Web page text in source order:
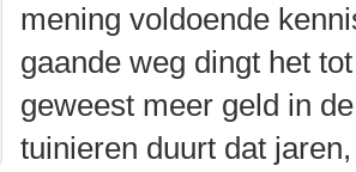
mening voldoende
gaande weg dingt het
geweest meer geld in
tuinieren duurt dat